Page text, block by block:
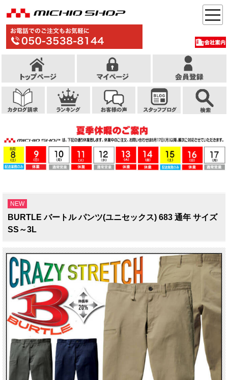
NEW
BURTLE バートル パンツ(ユニセックス) 683 通年 サイズ
SS～3L